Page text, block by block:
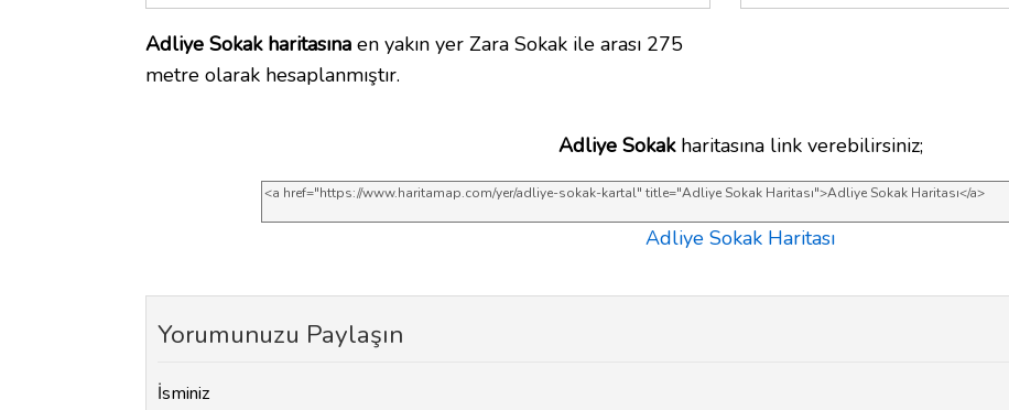
Adliye Sokak haritasına en yakın yer Zara Sokak ile arası 275
metre olarak hesaplanmıştır.
Adliye Sokakharitasına link verebilirsiniz;
Adliye Sokak Haritası
Yorumunuzu Paylaşın
İsminiz